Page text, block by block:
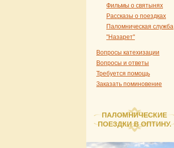
Фильмы о святынях
Рассказы о поездках
Паломническая служба
"Назарет"
Вопросы катехизации
Вопросы и ответы
Требуется помощь
Заказать поминовение
ПАЛОМНИЧЕСКИЕ
ПОЕЗДКИ В ОПТИНУ.